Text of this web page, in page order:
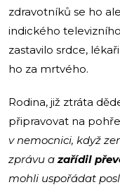
zdravotníků se ho
indického
zastavilo srdce,
ho za mrtvého.
Rodina, již ztráta
připravovat na
v nemocnici, když
zprávu azařídil
mohli uspořádat